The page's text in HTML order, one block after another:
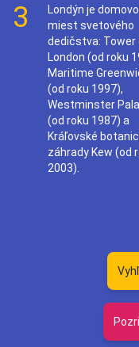
3
Londýn je
miest svetového
dedičstva: Tower
London (od roku
Maritime
(od roku 1997),
Westminster
(od roku 1987) a
Kráľovské
záhrady Kew (od
2003).